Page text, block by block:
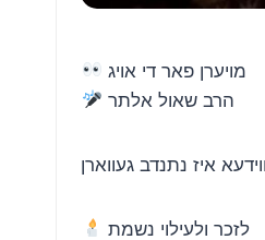
מויערן פאר די אויג
הרב שאול אלתר
לזכר ולעילוי נשמת